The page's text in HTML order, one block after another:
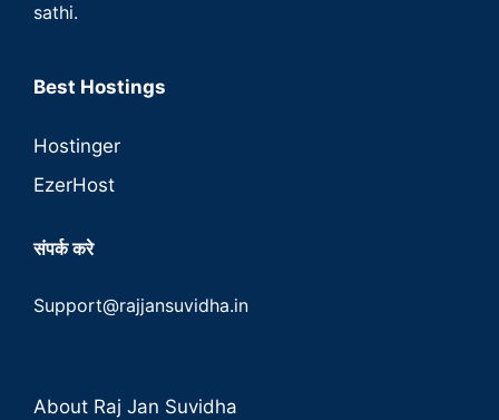
sathi.
Best Hostings
Hostinger
EzerHost
संपर्क करे
Support@rajjansuvidha.in
About Raj Jan Suvidha